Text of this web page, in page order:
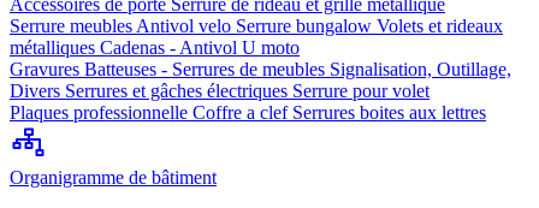
Accessoires de porte Serrure de rideau et grille métallique
Serrure meubles Antivol velo Serrure bungalow Volets et rideaux
métalliques Cadenas - Antivol U moto
Gravures Batteuses - Serrures de meubles Signalisation, Outillage,
Divers Serrures et gâches électriques Serrure pour volet
Plaques professionnelle Coffre a clef Serrures boites aux lettres
Organigramme de bâtiment